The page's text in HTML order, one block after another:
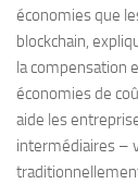
économies que
blockchain,
la compensation
économies de
aide les
intermédiaires –